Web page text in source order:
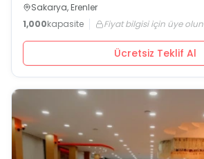
Sakarya, Erenler
1,000kapasite Fiyat bilgisi için üye olun
Ücretsiz Teklif Al